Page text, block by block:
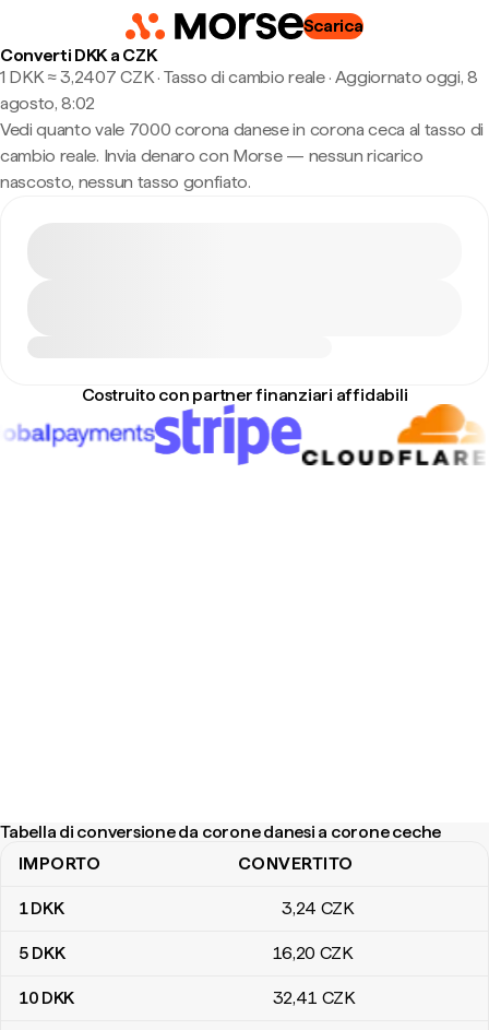
Scarica
Converti DKK a CZK
1 DKK ≈ 3,2407 CZK · Tasso di cambio reale· Aggiornato oggi, 8
agosto, 8:02
Vedi quanto vale 7000 corona danese in corona ceca al tasso di
cambio reale. Invia denaro con Morse — nessun ricarico
nascosto, nessun tasso gonfiato.
Costruito con partner finanziari affidabili
Tabella di conversione da corone danesi a corone ceche
Tabella di conversione da corone danesi a corone ceche
IMPORTO CONVERTITO
1DKK 3,24 CZK
5 DKK 16,20 CZK
10 DKK 32,41 CZK